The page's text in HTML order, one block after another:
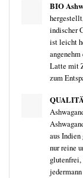
BIO
indischer
ist leicht
Latte mit
zum
aus
nur reine
glutenfrei,